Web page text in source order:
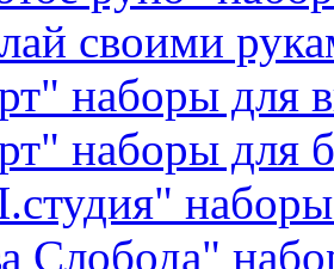
своими
наборы для
наборы для
Слобода"